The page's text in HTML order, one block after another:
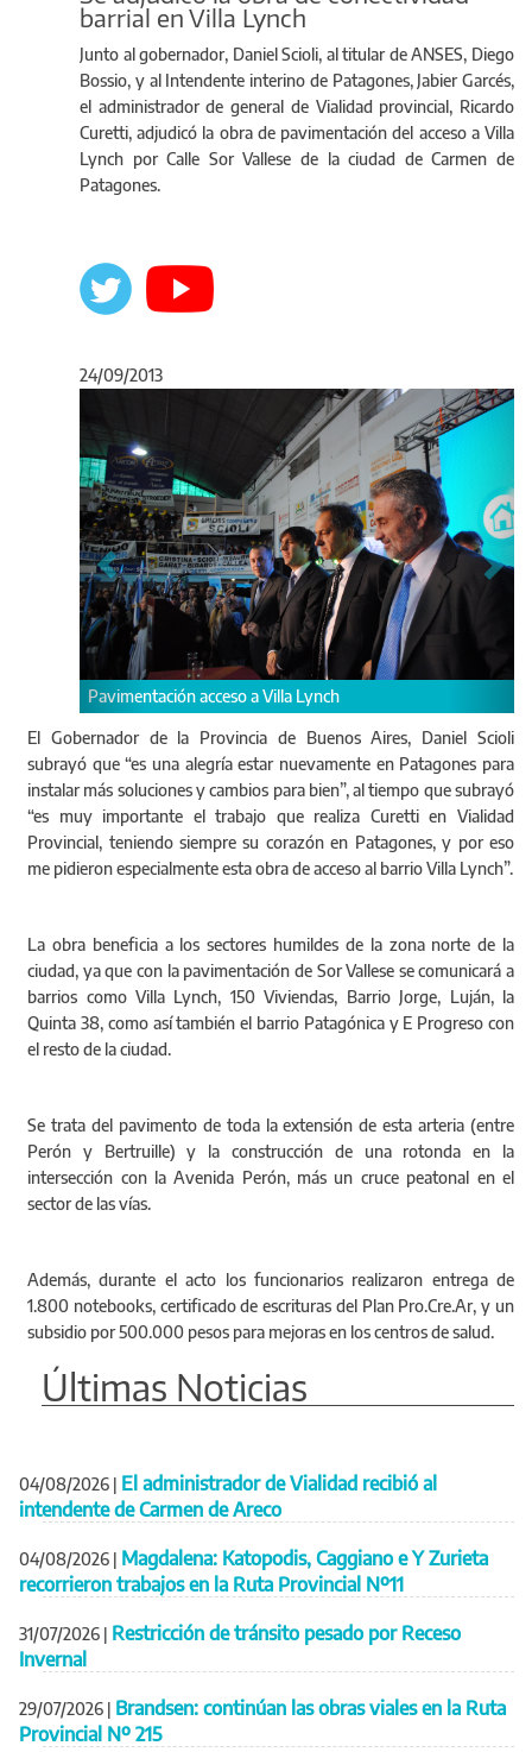
barrial en Villa Lynch
Junto al gobernador, Daniel Scioli, al titular de ANSES, Diego
Bossio, y al Intendente interino de Patagones, Jabier Garcés,
el administrador de general de Vialidad provincial, Ricardo
Curetti, adjudicó la obra de pavimentación del acceso a Villa
Lynch por Calle Sor Vallese de la ciudad de Carmen de
Patagones.
24/09/2013
a Villa Lynch
El Gobernador de la Provincia de Buenos Aires, Daniel Scioli
subrayó que “es una alegría estar nuevamente en Patagones para
instalar más soluciones y cambios para bien”, al tiempo que subrayó
“es muy importante el trabajo que realiza Curetti en Vialidad
Provincial, teniendo siempre su corazón en Patagones, y por eso
me pidieron especialmente esta obra de acceso al barrio Villa Lynch”.
La obra beneficia a los sectores humildes de la zona norte de la
ciudad, ya que con la pavimentación de Sor Vallese se comunicará a
barrios como Villa Lynch, 150 Viviendas, Barrio Jorge, Luján, la
Quinta 38, como así también el barrio Patagónica y E Progreso con
el resto de la ciudad.
Se trata del pavimento de toda la extensión de esta arteria (entre
Perón y Bertruille) y la construcción de una rotonda en la
intersección con la Avenida Perón, más un cruce peatonal en el
sector de las vías.
Además, durante el acto los funcionarios realizaron entrega de
1.800 notebooks, certificado de escrituras del Plan Pro.Cre.Ar, y un
subsidio por 500.000 pesos para mejoras en los centros de salud.
Últimas Noticias
04/08/2026 | El administrador de Vialidad recibió al
intendente de Carmen de Areco
04/08/2026 | Magdalena: Katopodis, Caggiano e Y Zurieta
recorrieron trabajos en la Ruta Provincial Nº11
31/07/2026 | Restricción de tránsito pesado por Receso
Invernal
29/07/2026 | Brandsen: continúan las obras viales en la Ruta
Provincial Nº 215